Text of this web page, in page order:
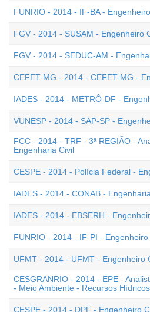
FUNRIO - 2014 - IF-BA -
FGV - 2014 - SUSAM - Engenheiro
FGV - 2014 - SEDUC-AM -
CEFET-MG - 2014 - CEFET-MG -
IADES - 2014 - METRÔ-DF -
VUNESP - 2014 - SAP-SP -
FCC - 2014 - TRF - 3ª REGIÃO -
Engenharia Civil
CESPE - 2014 - Polícia Federal -
IADES - 2014 - CONAB -
IADES - 2014 - EBSERH -
FUNRIO - 2014 - IF-PI - Engenheiro
UFMT - 2014 - UFMT - Engenheiro
CESGRANRIO - 2014 - EPE -
- Meio Ambiente - Recursos Hídricos
CESPE - 2014 - DPF - Engenheiro